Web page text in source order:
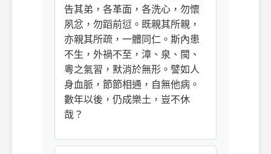
告其弟，各革面，各洗心，勿懷
夙忿，勿蹈前愆。既親其所親，
亦親其所疏，一體同仁。斯內患
不生，外禍不至，漳、泉、閩、
粵之氣習，默消於無形。譬如人
身血脈，節節相通，自無他病。
數年以後，仍成樂土，豈不休
哉？